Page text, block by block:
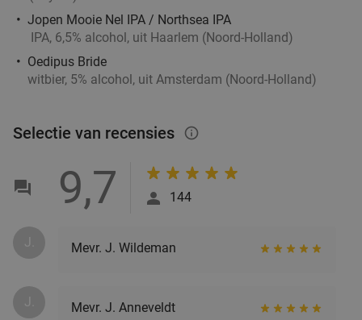
Jopen Mooie Nel IPA / Northsea IPA
IPA, 6,5% alcohol, uit Haarlem (Noord-Holland)
Oedipus Bride
witbier, 5% alcohol, uit Amsterdam (Noord-Holland)
Selectie van recensies info_outlined
9,7 144
J. Mevr. J. Wildeman
J.
Mevr. J. Anneveldt